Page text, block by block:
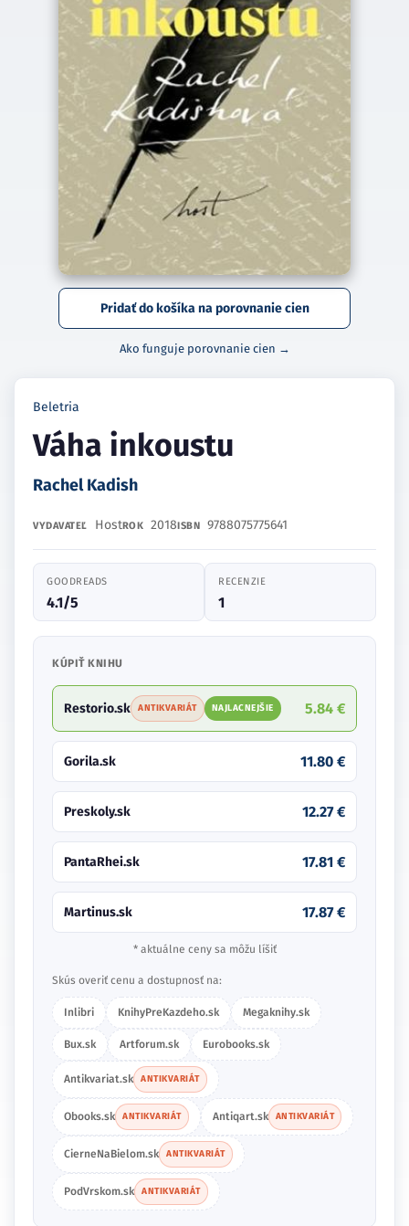
Pridať do košíka na porovnanie cien
Ako funguje porovnanie cien →
Beletria
Váha inkoustu
Rachel Kadish
VYDAVATEĽ HostROK 2018ISBN 9788075775641
GOODREADS
4.1/5
RECENZIE
1
KÚPIŤ KNIHU
Restorio.sk ANTIKVARIÁT NAJLACNEJŠIE 5.84 €
Gorila.sk 11.80 €
Preskoly.sk 12.27 €
PantaRhei.sk 17.81 €
Martinus.sk 17.87 €
* aktuálne ceny sa môžu líšiť
Skús overiť cenu a dostupnosť na:
Inlibri KnihyPreKazdeho.sk Megaknihy.sk
Bux.sk Artforum.sk Eurobooks.sk
Antikvariat.sk ANTIKVARIÁT
Obooks.sk ANTIKVARIÁT Antiqart.sk ANTIKVARIÁT
CierneNaBielom.sk ANTIKVARIÁT
PodVrskom.sk ANTIKVARIÁT